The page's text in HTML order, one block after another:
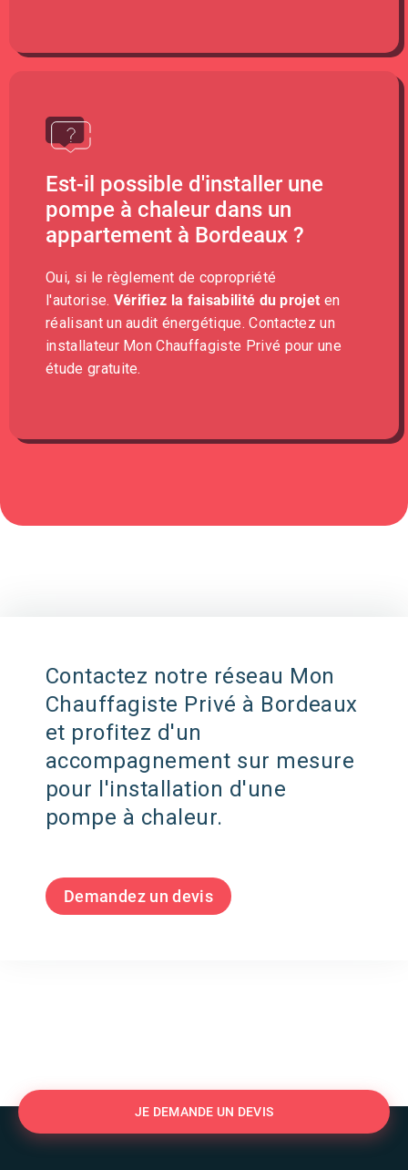
Est-il possible d'installer une
pompe à chaleur dans un
appartement à Bordeaux ?
Oui, si le règlement de copropriété
l'autorise. Vérifiez la faisabilité du projet en
réalisant un audit énergétique. Contactez un
installateur Mon Chauffagiste Privé pour une
étude gratuite.
Contactez notre réseau Mon
Chauffagiste Privé à Bordeaux
et profitez d'un
accompagnement sur mesure
pour l'installation d'une
pompe à chaleur.
Demandez un devis
JE DEMANDE UN DEVIS